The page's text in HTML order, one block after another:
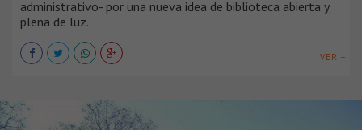
administrativo- por una nueva idea de biblioteca abierta y
plena de luz.
VER +